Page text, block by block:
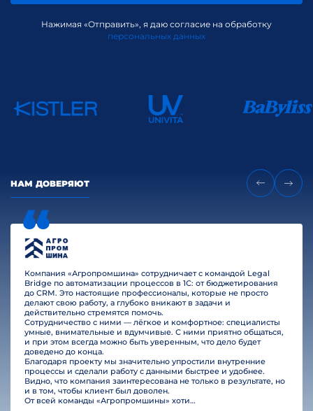
Нажимая «Отправить», я даю согласие на обработку
персональных данных
НАМ ДОВЕРЯЮТ
Компания «Агропромшина» сотрудничает с командой Legal
Bridge по автоматизации процессов в 1С: от бюджетирования
до CRM. Это настоящие профессионалы, которые не просто
делают свою работу, а глубоко вникают в задачи и
действительно стремятся помочь.
Сотрудничество с ними — лёгкое и комфортное: специалисты
умные, внимательные и вдумчивые. С ними приятно общаться,
и при этом всегда можно быть уверенным, что дело будет
доведено до конца.
Благодаря проекту мы значительно упростили внутренние
процессы и сделали работу с данными быстрее и удобнее.
Видно, что компания заинтересована не только в результате, но
и в том, чтобы клиент был доволен.
От всей команды «Агропромшины» хотим поблагодарить специалистов Legal Bridge за отличную работу и человеческое отношение.…